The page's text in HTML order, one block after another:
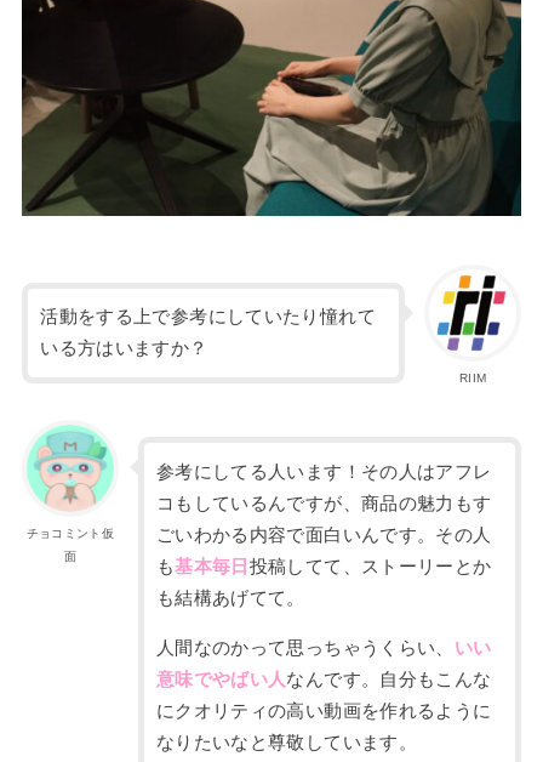
RIIM
活動をする上で参考にしていたり憧れて
いる方はいますか？
チョコミント仮
面
参考にしてる人います！その人はアフレ
コもしているんですが、 商品の魅力もす
ごいわかる内容で面白いんです。 その人
も基本毎日 投稿してて、ストーリーとか
も結構あげてて。
人間なのかって思っちゃうくらい
いい
意味でやばい人なんです。自分もこんな
にクオリティの高い動画を作れるように
なりたいなと尊敬しています。